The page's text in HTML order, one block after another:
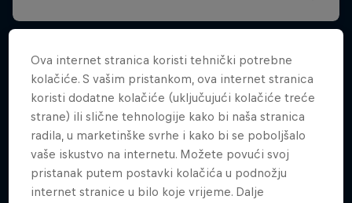
Ova internet stranica koristi tehnički potrebne
kolačiće. S vašim pristankom, ova internet stranica
koristi dodatne kolačiće (uključujući kolačiće treće
strane) ili slične tehnologije kako bi naša stranica
radila, u marketinške svrhe i kako bi se poboljšalo
vaše iskustvo na internetu. Možete povući svoj
pristanak putem postavki kolačića u podnožju
internet stranice u bilo koje vrijeme. Dalje